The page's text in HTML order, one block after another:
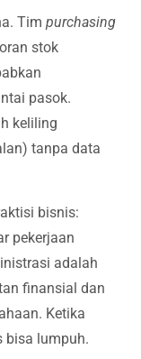
Tim purchasing
stok
pasok.
keliling
tanpa data
bisnis:
pekerjaan
adalah
finansial dan
Ketika
bisa lumpuh.